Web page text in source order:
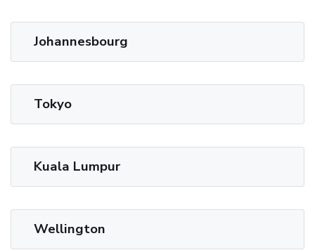
Johannesbourg
Tokyo
Kuala Lumpur
Wellington